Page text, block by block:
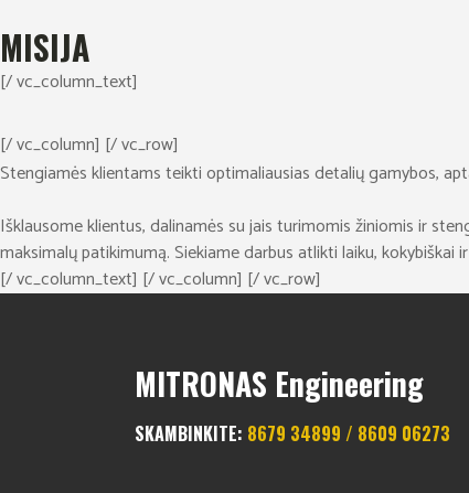
MISIJA
[/ vc_column_text]
[/ vc_column] [/ vc_row]
Stengiamės klientams teikti optimaliausias detalių gamybos,
Išklausome klientus, dalinamės su jais turimomis žiniomis ir
maksimalų patikimumą. Siekiame darbus atlikti laiku, kokybiškai
[/ vc_column_text] [/ vc_column] [/ vc_row]
MITRONAS Engineering
SKAMBINKITE: 8679 34899 / 8609 06273